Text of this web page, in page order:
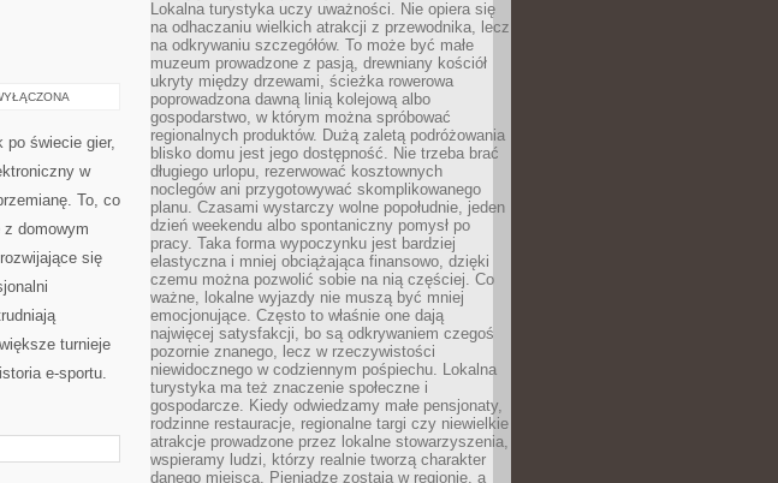
po świecie gier,
w
To, co
z domowym
się
turnieje
e-sportu.
Lokalna turystyka uczy uważności. Nie opiera się
na odhaczaniu wielkich atrakcji z przewodnika, lecz
na odkrywaniu szczegółów. To może być małe
muzeum prowadzone z pasją, drewniany kościół
ukryty między drzewami, ścieżka rowerowa
poprowadzona dawną linią kolejową albo
gospodarstwo, w którym można spróbować
regionalnych produktów. Dużą zaletą podróżowania
blisko domu jest jego dostępność. Nie trzeba brać
długiego urlopu, rezerwować kosztownych
noclegów ani przygotowywać skomplikowanego
planu. Czasami wystarczy wolne popołudnie, jeden
dzień weekendu albo spontaniczny pomysł po
pracy. Taka forma wypoczynku jest bardziej
elastyczna i mniej obciążająca finansowo, dzięki
czemu można pozwolić sobie na nią częściej. Co
ważne, lokalne wyjazdy nie muszą być mniej
emocjonujące. Często to właśnie one dają
najwięcej satysfakcji, bo są odkrywaniem czegoś
pozornie znanego, lecz w rzeczywistości
niewidocznego w codziennym pośpiechu. Lokalna
turystyka ma też znaczenie społeczne i
gospodarcze. Kiedy odwiedzamy małe pensjonaty,
rodzinne restauracje, regionalne targi czy niewielkie
atrakcje prowadzone przez lokalne stowarzyszenia,
wspieramy ludzi, którzy realnie tworzą charakter
danego miejsca. Pieniądze zostają w regionie, a